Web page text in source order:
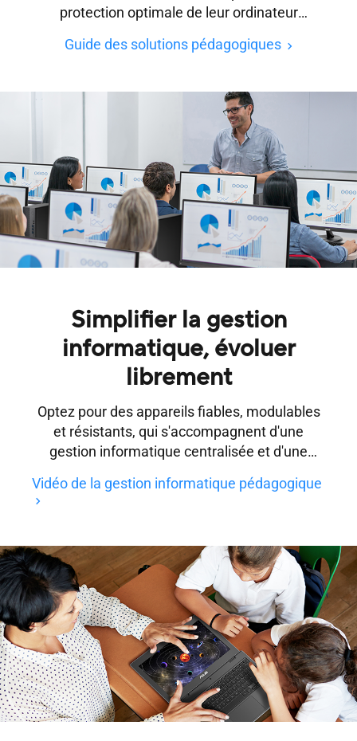
protection optimale de leur ordinateur
le campus ou ailleurs.
Guide des solutions pédagogiques
Simplifier la gestion
informatique, évoluer
librement
Optez pour des appareils fiables, modulables
et résistants, qui s'accompagnent d'une
gestion informatique centralisée et d'une
Vidéo de la gestion informatique pédagogique